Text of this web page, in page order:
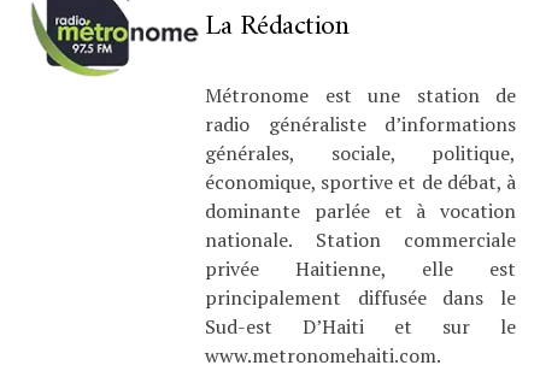
La Rédaction
Métronome est une station de
radio généraliste d’informations
générales, sociale, politique,
économique, sportive et de débat, à
dominante parlée et à vocation
nationale. Station commerciale
privée Haitienne, elle est
principalement diffusée dans le
Sud-est D’Haiti et sur le
www.metronomehaiti.com.